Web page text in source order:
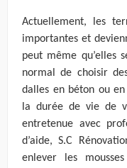
Actuellement, les
importantes et
peut même qu’elles
normal de choisir
dalles en béton ou
la durée de vie de
entretenue avec
d’aide, S.C
enlever les